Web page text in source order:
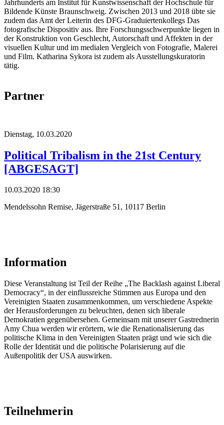
Jahrhunderts am Institut für Kunstwissenschaft der Hochschule für
Bildende Künste Braunschweig. Zwischen 2013 und 2018 übte sie
zudem das Amt der Leiterin des DFG-Graduiertenkollegs Das
fotografische Dispositiv aus. Ihre Forschungsschwerpunkte liegen in
der Konstruktion von Geschlecht, Autorschaft und Affekten in der
visuellen Kultur und im medialen Vergleich von Fotografie, Malerei
und Film. Katharina Sykora ist zudem als Ausstellungskuratorin
tätig.
Partner
Dienstag, 10.03.2020
Political Tribalism in the 21st Century
[ABGESAGT]
10.03.2020 18:30
Mendelssohn Remise, Jägerstraße 51, 10117 Berlin
Information
Diese Veranstaltung ist Teil der Reihe „The Backlash against Liberal
Democracy“, in der einflussreiche Stimmen aus Europa und den
Vereinigten Staaten zusammenkommen, um verschiedene Aspekte
der Herausforderungen zu beleuchten, denen sich liberale
Demokratien gegenübersehen. Gemeinsam mit unserer Gastrednerin
Amy Chua werden wir erörtern, wie die Renationalisierung das
politische Klima in den Vereinigten Staaten prägt und wie sich die
Rolle der Identität und die politische Polarisierung auf die
Außenpolitik der USA auswirken.
Teilnehmerin